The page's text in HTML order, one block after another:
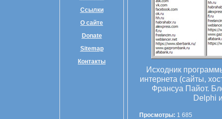
Ссылки
О сайте
Donate
Sitemap
Контакты
Исходник
интернета (сайты,
Франсуа Пайот.
Delphi
Просмотры: 1 685